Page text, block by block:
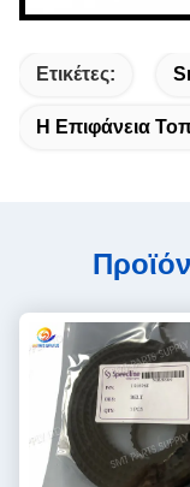
Ετικέτες:
Η Επιφάνεια